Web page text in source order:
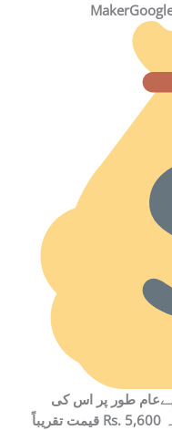
ہےعام طور پر اس کی
قیمت تقریباً Rs. 5,600 فی مہینہ ہے، مگر پاکستانی طلبہ